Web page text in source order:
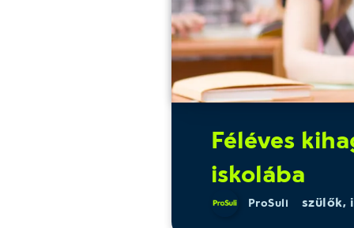
Féléves
iskolába
ProSuli szülők,